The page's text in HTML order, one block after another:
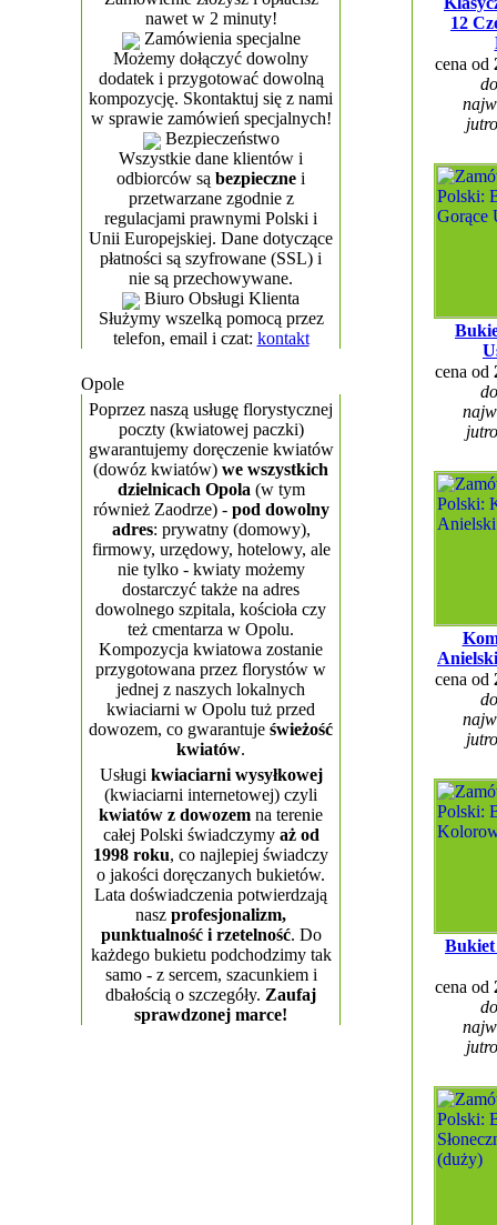
nawet w 2 minuty!
Zamówienia specjalne
Możemy dołączyć dowolny
dodatek i przygotować dowolną
kompozycję. Skontaktuj się z nami
w sprawie zamówień specjalnych!
Bezpieczeństwo
Wszystkie dane klientów i
odbiorców są bezpieczne i
przetwarzane zgodnie z
regulacjami prawnymi Polski i
Unii Europejskiej. Dane dotyczące
płatności są szyfrowane (SSL) i
nie są przechowywane.
Biuro Obsługi Klienta
Służymy wszelką pomocą przez
telefon, email i czat: kontakt
Opole
Poprzez naszą usługę florystycznej
poczty (kwiatowej paczki)
gwarantujemy doręczenie kwiatów
(dowóz kwiatów) we wszystkich
dzielnicach Opola (w tym
również Zaodrze) - pod dowolny
adres: prywatny (domowy),
firmowy, urzędowy, hotelowy, ale
nie tylko - kwiaty możemy
dostarczyć także na adres
dowolnego szpitala, kościoła czy
też cmentarza w Opolu.
Kompozycja kwiatowa zostanie
przygotowana przez florystów w
jednej z naszych lokalnych
kwiaciarni w Opolu tuż przed
dowozem, co gwarantuje świeżość
kwiatów.
Usługi kwiaciarni wysyłkowej
(kwiaciarni internetowej) czyli
kwiatów z dowozem na terenie
całej Polski świadczymy aż od
1998 roku, co najlepiej świadczy
o jakości doręczanych bukietów.
Lata doświadczenia potwierdzają
nasz profesjonalizm,
punktualność i rzetelność. Do
każdego bukietu podchodzimy tak
samo - z sercem, szacunkiem i
dbałością o szczegóły. Zaufaj
sprawdzonej marce!
12
cena od
cena od
cena od
cena od